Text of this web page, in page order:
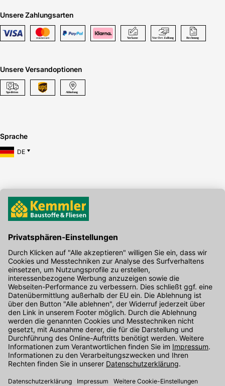
Unsere Zahlungsarten
Unsere Versandoptionen
Sprache
DE
Hier gibt's die kostenlose App
Kontakt
Unser Onlineshop Team ist montags bis freitags von 08:00 - 17:00
Uhr unter der Telefonnummer07071 / 151-151für Sie erreichbar.
Alternativ können Sie unser Kontaktformular nutzen.
Den Kontakt direkt in unsere Niederlassungen finden Sie hier
Oder über unseren Chat.
Folgen Sie uns auf :